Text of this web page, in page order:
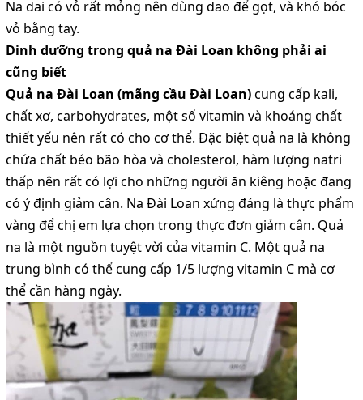
Na dai có vỏ rất mỏng nên dùng dao để gọt, và khó bóc
vỏ bằng tay.
Dinh dưỡng trong quả na Đài Loan không phải ai
cũng biết
Quả na Đài Loan (mãng cầu Đài Loan)cung cấp kali,
chất xơ, carbohydrates, một số vitamin và khoáng chất
thiết yếu nên rất có cho cơ thể. Đặc biệt quả na là không
chứa chất béo bão hòa và cholesterol, hàm lượng natri
thấp nên rất có lợi cho những người ăn kiêng hoặc đang
có ý định giảm cân. Na Đài Loan xứng đáng là thực phẩm
vàng để chị em lựa chọn trong thực đơn giảm cân. Quả
na là một nguồn tuyệt vời của vitamin C. Một quả na
trung bình có thể cung cấp 1/5 lượng vitamin C mà cơ
thể cần hàng ngày.